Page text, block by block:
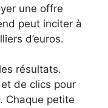
une offre
peut inciter à
d’euros.
résultats.
de clics pour
Chaque petite